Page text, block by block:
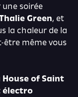
une soirée
Green, et
la chaleur de la
être même vous
of Saint
électro